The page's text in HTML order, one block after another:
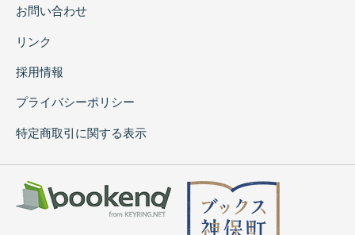
お問い合わせ
リンク
採用情報
プライバシーポリシー
特定商取引に関する表示